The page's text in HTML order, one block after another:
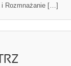
i Rozmnażanie […]